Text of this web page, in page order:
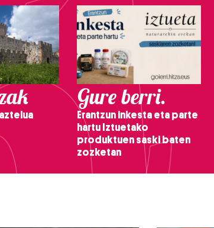
Gure berri.
Erantzun inkesta eta parte
hartu Iztuetako
produktuen saski baten
zozketan